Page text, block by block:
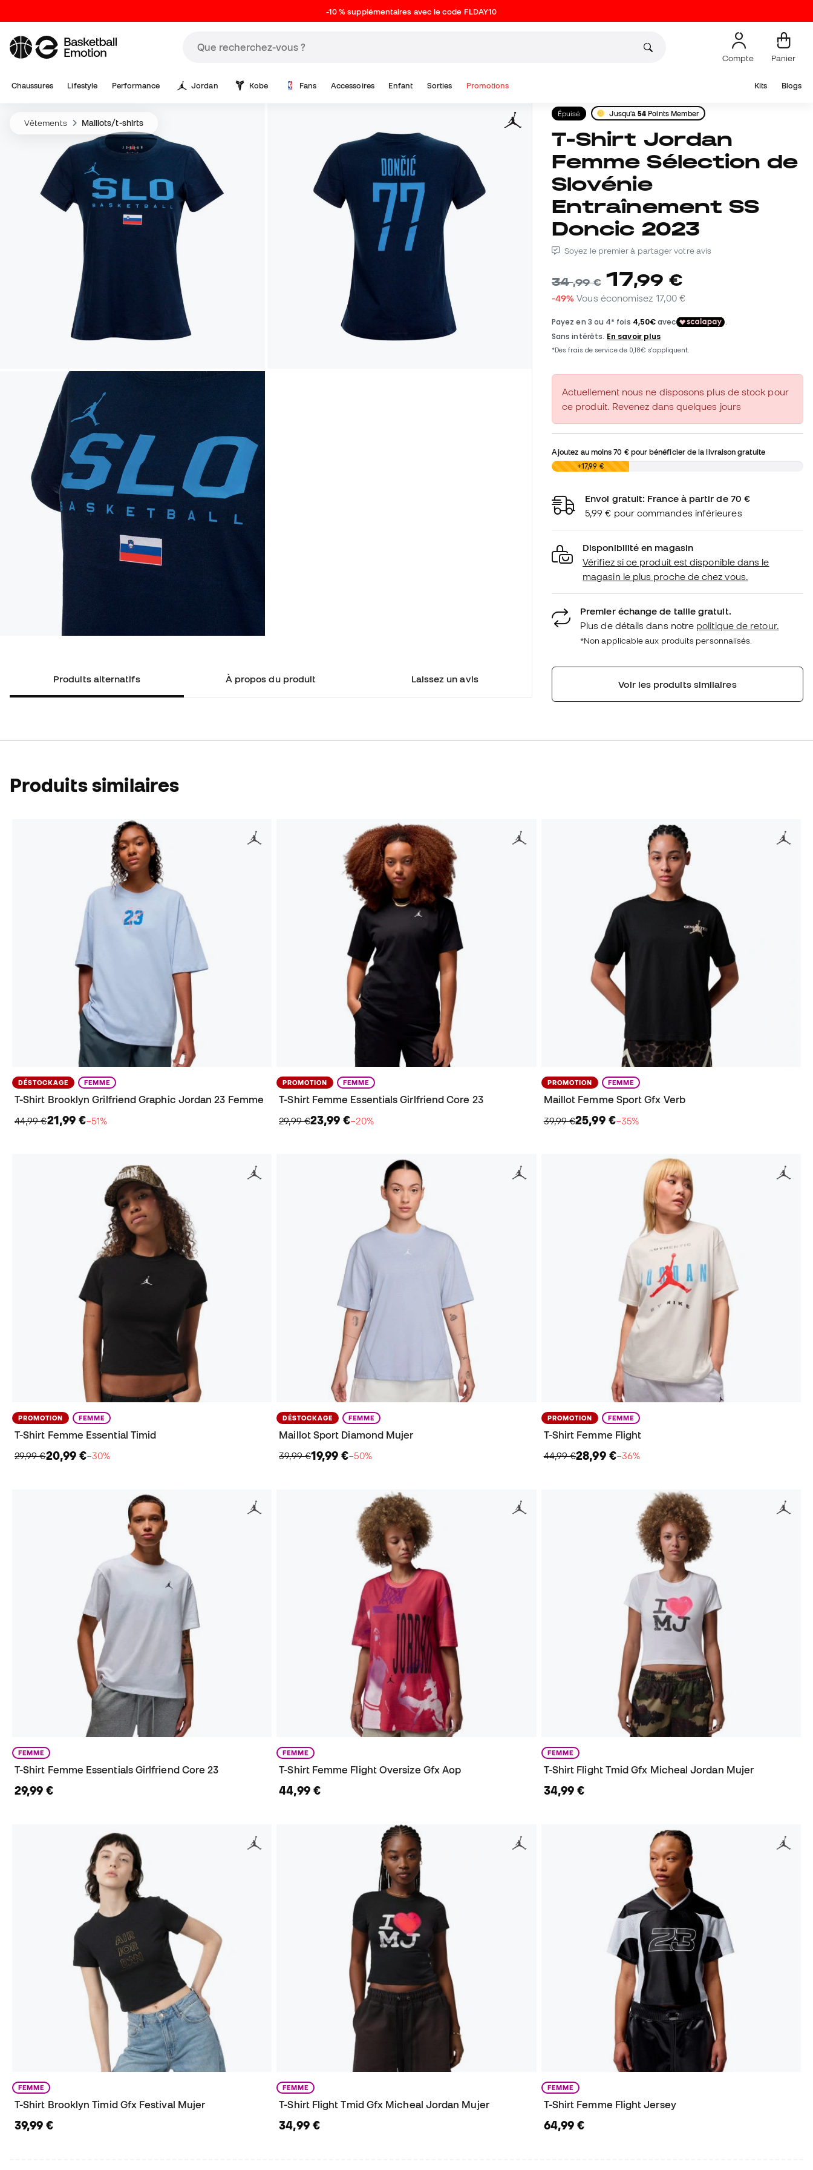
-10 % supplémentaires avec le code FLDAY10
Compte Panier
Chaussures Lifestyle Performance Jordan Kobe Fans Accessoires Enfant Sorties Promotions Kits Blogs
Vêtements Maillots/t-shirts
Produits alternatifs À propos du produit Laissez un avis
Épuisé Jusqu'à54 Points Member
T-Shirt Jordan
Femme Sélection de
Slovénie
Entraînement SS
Doncic 2023
Soyez le premier à partager votre avis
34,99 € 17,99 €
-49% Vous économisez 17,00 €
Actuellement nous ne disposons plus de stock pour
ce produit. Revenez dans quelques jours
Ajoutez au moins70 €pour bénéficier de la livraison gratuite
0,00 € +17,99 €
Envoi gratuit: France à partir de 70 €
5,99 € pour commandes inférieures
Disponibilité en magasin
Vérifiez si ce produit est disponible dans le
magasin le plus proche de chez vous.
Premier échange de taille gratuit.
Plus de détails dans notre politique de retour.
*Non applicable aux produits personnalisés.
Voir les produits similaires
Produits similaires
DÉSTOCKAGE FEMME
T-Shirt Brooklyn Grilfriend Graphic Jordan 23 Femme
44,99 €21,99 €−51%
PROMOTION FEMME
T-Shirt Femme Essentials Girlfriend Core 23
29,99 €23,99 €−20%
PROMOTION FEMME
Maillot Femme Sport Gfx Verb
39,99 €25,99 €−35%
PROMOTION FEMME
T-Shirt Femme Essential Timid
29,99 €20,99 €−30%
DÉSTOCKAGE FEMME
Maillot Sport Diamond Mujer
39,99 €19,99 €−50%
PROMOTION FEMME
T-Shirt Femme Flight
44,99 €28,99 €−36%
FEMME
T-Shirt Femme Essentials Girlfriend Core 23
29,99 €
FEMME
T-Shirt Femme Flight Oversize Gfx Aop
44,99 €
FEMME
T-Shirt Flight Tmid Gfx Micheal Jordan Mujer
34,99 €
FEMME
T-Shirt Brooklyn Timid Gfx Festival Mujer
39,99 €
FEMME
T-Shirt Flight Tmid Gfx Micheal Jordan Mujer
34,99 €
FEMME
T-Shirt Femme Flight Jersey
64,99 €